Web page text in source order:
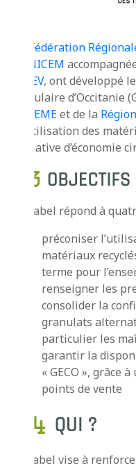
Fédération
UNICEM
UNEV, ont développé
Circulaire d’Occitanie
ADEMEet de la
réutilisation des
initiative d’économie
Ce label répond à
préconiser
matériaux
terme pour
renseigner les
consolider la
granulats
particulier les
garantir la
« GECO », grâce
points de vente
Le label vise à